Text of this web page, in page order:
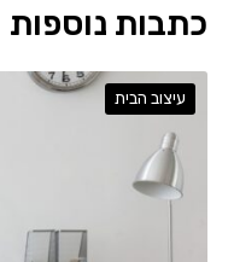
כתבות נוספות
עיצוב הבית